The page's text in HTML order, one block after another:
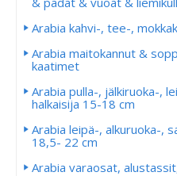
Arabia kahvi-, tee-,
Arabia maitokannut &
kaatimet
Arabia pulla-, jälkiruoka-,
halkaisija 15-18 cm
Arabia leipä-, alkuruoka-,
18,5- 22 cm
Arabia varaosat,